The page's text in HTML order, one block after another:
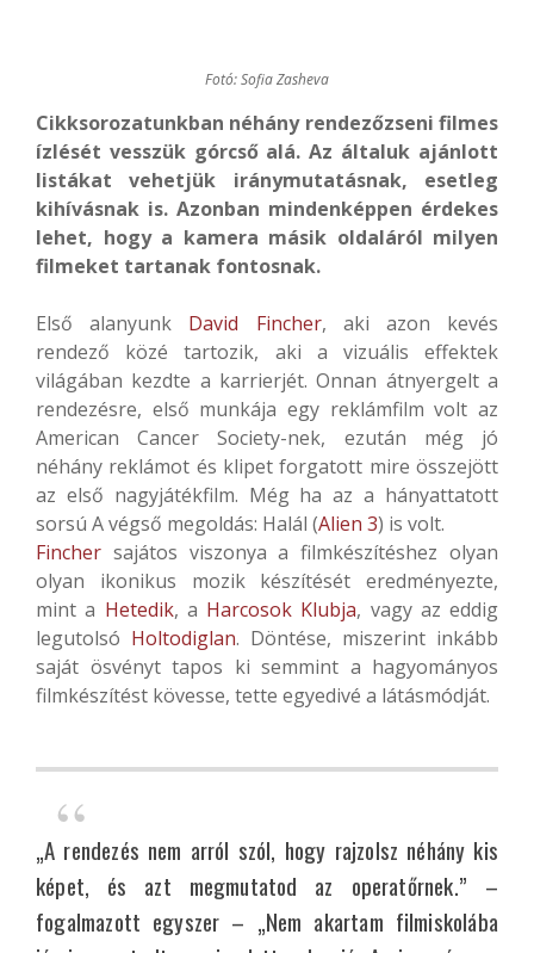
Fotó: Sofia Zasheva
Cikksorozatunkban néhány rendezőzseni filmes
ízlését vesszük górcső alá. Az általuk ajánlott
listákat vehetjük iránymutatásnak, esetleg
kihívásnak is. Azonban mindenképpen érdekes
lehet, hogy a kamera másik oldaláról milyen
filmeket tartanak fontosnak.
Első alanyunk David Fincher, aki azon kevés
rendező közé tartozik, aki a vizuális effektek
világában kezdte a karrierjét. Onnan átnyergelt a
rendezésre, első munkája egy reklámfilm volt az
American Cancer Society-nek, ezután még jó
néhány reklámot és klipet forgatott mire összejött
az első nagyjátékfilm. Még ha az a hányattatott
sorsú A végső megoldás: Halál (Alien 3) is volt.
Fincher sajátos viszonya a filmkészítéshez olyan
olyan ikonikus mozik készítését eredményezte,
mint a Hetedik, a Harcosok Klubja, vagy az eddig
legutolsó Holtodiglan. Döntése, miszerint inkább
saját ösvényt tapos ki semmint a hagyományos
filmkészítést kövesse, tette egyedivé a látásmódját.
„A rendezés nem arról szól, hogy rajzolsz néhány kis
képet, és azt megmutatod az operatőrnek.” –
fogalmazott egyszer – „Nem akartam filmiskolába